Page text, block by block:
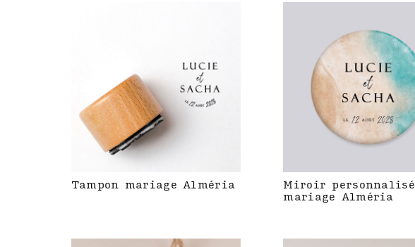
Tampon mariage Alméria
Miroir personnalisé
mariage Alméria